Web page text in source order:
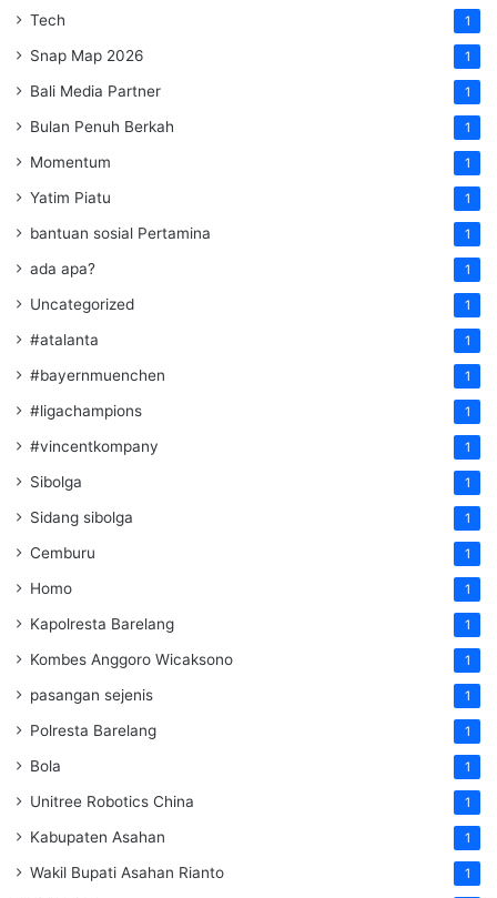
Tech 1
Snap Map 2026 1
Bali Media Partner 1
Bulan Penuh Berkah 1
Momentum 1
Yatim Piatu 1
bantuan sosial Pertamina 1
ada apa? 1
Uncategorized 1
#atalanta 1
#bayernmuenchen 1
#ligachampions 1
#vincentkompany 1
Sibolga 1
Sidang sibolga 1
Cemburu 1
Homo 1
Kapolresta Barelang 1
Kombes Anggoro Wicaksono 1
pasangan sejenis 1
Polresta Barelang 1
Bola 1
Unitree Robotics China 1
Kabupaten Asahan 1
Wakil Bupati Asahan Rianto 1